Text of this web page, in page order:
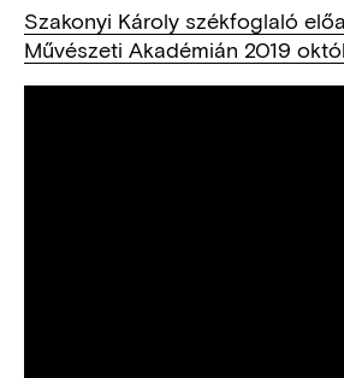
Szakonyi Károly székfoglaló
Művészeti Akadémián 2019